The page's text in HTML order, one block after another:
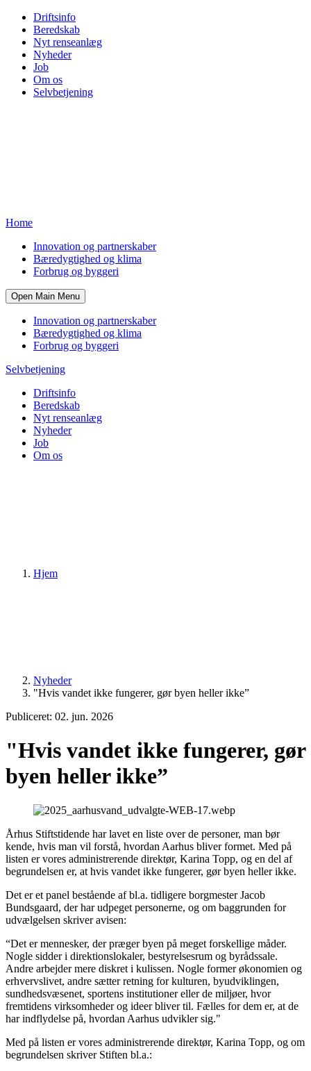
Driftsinfo
Beredskab
Nyt renseanlæg
Nyheder
Job
Om os
Selvbetjening
Home
Innovation og partnerskaber
Bæredygtighed og klima
Forbrug og byggeri
Open Main Menu
Innovation og partnerskaber
Bæredygtighed og klima
Forbrug og byggeri
Selvbetjening
Driftsinfo
Beredskab
Nyt renseanlæg
Nyheder
Job
Om os
Hjem
Nyheder
"Hvis vandet ikke fungerer, gør byen heller ikke”
Publiceret: 02. jun. 2026
"Hvis vandet ikke fungerer, gør
byen heller ikke”
Århus Stiftstidende har lavet en liste over de personer, man bør
kende, hvis man vil forstå, hvordan Aarhus bliver formet. Med på
listen er vores administrerende direktør, Karina Topp, og en del af
begrundelsen er, at hvis vandet ikke fungerer, gør byen heller ikke.
Det er et panel bestående af bl.a. tidligere borgmester Jacob
Bundsgaard, der har udpeget personerne, og om baggrunden for
udvælgelsen skriver avisen:
“Det er mennesker, der præger byen på meget forskellige måder.
Nogle sidder i direktionslokaler, bestyrelsesrum og byrådssale.
Andre arbejder mere diskret i kulissen. Nogle former økonomien og
erhvervslivet, andre sætter retning for kulturen, byudviklingen,
sundhedsvæsenet, sportens institutioner eller de miljøer, hvor
fremtidens virksomheder og ideer bliver til. Fælles for dem er, at de
har indflydelse på, hvordan Aarhus udvikler sig."
Med på listen er vores administrerende direktør, Karina Topp, og om
begrundelsen skriver Stiften bl.a.: